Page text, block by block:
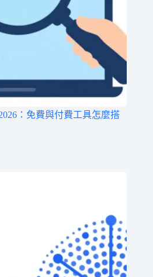
：免費與付費工具怎麼搭